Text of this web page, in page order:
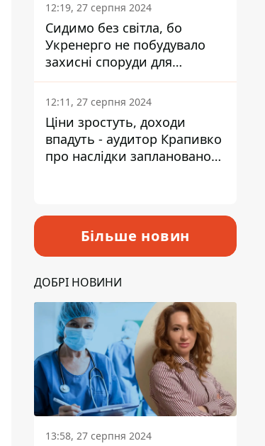
12:19, 27 серпня 2024
Сидимо без світла, бо
Укренерго не побудувало
захисні споруди для
енергетики - нардеп
Кучеренко
12:11, 27 серпня 2024
Ціни зростуть, доходи
впадуть - аудитор Крапивко
про наслідки запланованого
Більше новин
ДОБРІ НОВИНИ
13:58, 27 серпня 2024